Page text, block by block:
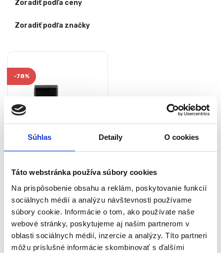
Súhlas Detaily O cookies
Táto webstránka používa súbory cookies
Na prispôsobenie obsahu a reklám, poskytovanie funkcií
sociálnych médií a analýzu návštevnosti používame
súbory cookie. Informácie o tom, ako používate naše
webové stránky, poskytujeme aj našim partnerom v
oblasti sociálnych médií, inzercie a analýzy. Títo partneri
môžu príslušné informácie skombinovať s ďalšími
Zoradiť podľa ceny
Zoradiť podľa značky
Kladivá
-78%
Skladom - doručenie do 24-
48 hod
Kvalitná gumová ochrana
Univerzálne prispôsobenie
Jednoduchá inštalácia